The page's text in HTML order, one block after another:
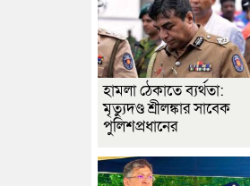
হামলা ঠেকাতে ব্যর্থতা:
মৃত্যুদণ্ড শ্রীলঙ্কার সাবেক
পুলিশপ্রধানের